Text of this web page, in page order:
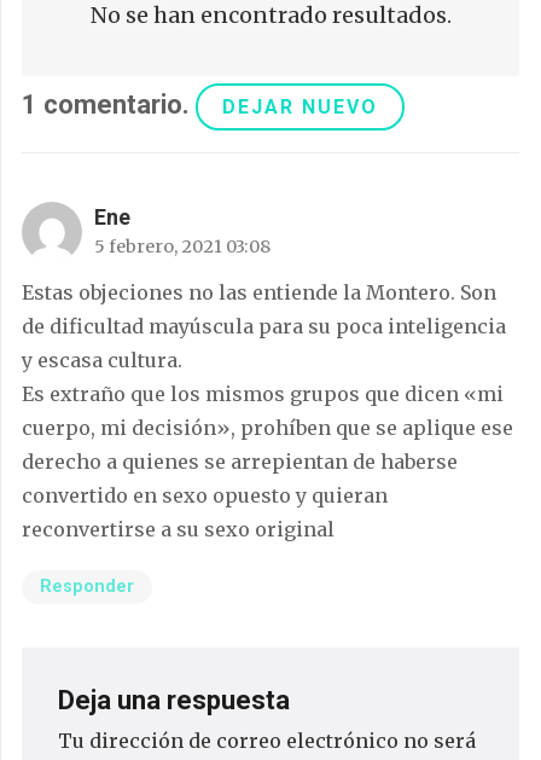
No se han encontrado resultados.
1 comentario. DEJAR NUEVO
Ene
5 febrero, 2021 03:08
Estas objeciones no las entiende la Montero. Son
de dificultad mayúscula para su poca inteligencia
y escasa cultura.
Es extraño que los mismos grupos que dicen «mi
cuerpo, mi decisión», prohíben que se aplique ese
derecho a quienes se arrepientan de haberse
convertido en sexo opuesto y quieran
reconvertirse a su sexo original
Responder
Deja una respuesta
Tu dirección de correo electrónico no será